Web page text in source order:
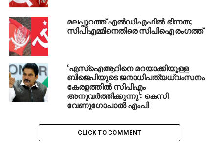
മലപ്പുറത്ത് എല്‍ഡിഎഫില്‍ ഭിന്നത;
സിപിഎമ്മിനെതിരെ സിപിഐ രംഗത്ത്
‘എസ്‌ഐആറിനെ മറയാക്കിയുള്ള
ബിജെപിയുടെ ജനാധിപത്യധ്വംസനം
കേരളത്തില്‍ സിപിഎം
അനുവര്‍ത്തിക്കുന്നു’: കെസി
വേണുഗോപാല്‍ എംപി
CLICK TO COMMENT